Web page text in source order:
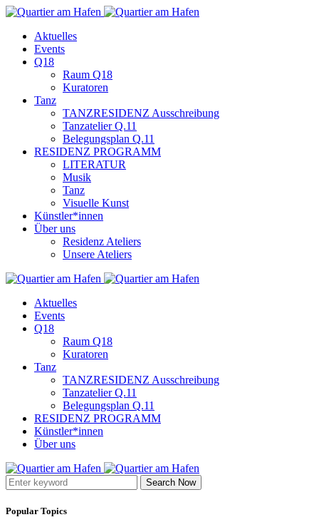
Aktuelles
Events
Q18
Raum Q18
Kuratoren
Tanz
TANZRESIDENZ Ausschreibung
Tanzatelier Q.11
Belegungsplan Q.11
RESIDENZ PROGRAMM
LITERATUR
Musik
Tanz
Visuelle Kunst
Künstler*innen
Über uns
Residenz Ateliers
Unsere Ateliers
Aktuelles
Events
Q18
Raum Q18
Kuratoren
Tanz
TANZRESIDENZ Ausschreibung
Tanzatelier Q.11
Belegungsplan Q.11
RESIDENZ PROGRAMM
Künstler*innen
Über uns
Search Now
Popular Topics